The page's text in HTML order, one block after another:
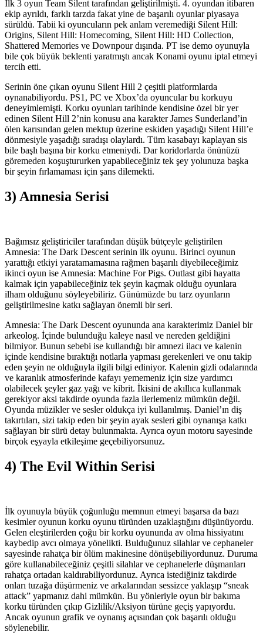
İlk 3 oyun Team Silent tarafından geliştirilmişti. 4. oyundan itibaren
ekip ayrıldı, farklı tarzda fakat yine de başarılı oyunlar piyasaya
sürüldü. Tabii ki oyuncuların pek anlam veremediği Silent Hill:
Origins, Silent Hill: Homecoming, Silent Hill: HD Collection,
Shattered Memories ve Downpour dışında. PT ise demo oyunuyla
bile çok büyük beklenti yaratmıştı ancak Konami oyunu iptal etmeyi
tercih etti.
Serinin öne çıkan oyunu Silent Hill 2 çeşitli platformlarda
oynanabiliyordu. PS1, PC ve Xbox’da oyuncular bu korkuyu
deneyimlemişti. Korku oyunları tarihinde kendisine özel bir yer
edinen Silent Hill 2’nin konusu ana karakter James Sunderland’in
ölen karısından gelen mektup üzerine eskiden yaşadığı Silent Hill’e
dönmesiyle yaşadığı sıradışı olaylardı. Tüm kasabayı kaplayan sis
bile başlı başına bir korku etmeniydi. Dar koridorlarda önünüzü
göremeden koşuştururken yapabileceğiniz tek şey yolunuza başka
bir şeyin fırlamaması için şans dilemekti.
3) Amnesia Serisi
Bağımsız geliştiriciler tarafından düşük bütçeyle geliştirilen
Amnesia: The Dark Descent serinin ilk oyunu. Birinci oyunun
yarattığı etkiyi yaratamamasına rağmen başarılı diyebileceğimiz
ikinci oyun ise Amnesia: Machine For Pigs. Outlast gibi hayatta
kalmak için yapabileceğiniz tek şeyin kaçmak olduğu oyunlara
ilham olduğunu söyleyebiliriz. Günümüzde bu tarz oyunların
geliştirilmesine katkı sağlayan önemli bir seri.
Amnesia: The Dark Descent oyununda ana karakterimiz Daniel bir
arkeolog. İçinde bulunduğu kaleye nasıl ve nereden geldiğini
bilmiyor. Bunun sebebi ise kullandığı bir amnezi ilacı ve kalenin
içinde kendisine bıraktığı notlarla yapması gerekenleri ve onu takip
eden şeyin ne olduğuyla ilgili bilgi ediniyor. Kalenin gizli odalarında
ve karanlık atmosferinde kafayı yememeniz için size yardımcı
olabilecek şeyler gaz yağı ve kibrit. İkisini de akıllıca kullanmak
gerekiyor aksi takdirde oyunda fazla ilerlemeniz mümkün değil.
Oyunda müzikler ve sesler oldukça iyi kullanılmış. Daniel’ın diş
takırtıları, sizi takip eden bir şeyin ayak sesleri gibi oynanışa katkı
sağlayan bir sürü detay bulunmakta. Ayrıca oyun motoru sayesinde
birçok eşyayla etkileşime geçebiliyorsunuz.
4) The Evil Within Serisi
İlk oyunuyla büyük çoğunluğu memnun etmeyi başarsa da bazı
kesimler oyunun korku oyunu türünden uzaklaştığını düşünüyordu.
Gelen eleştirilerden çoğu bir korku oyununda av olma hissiyatını
kaybedip avcı olmaya yönelikti. Bulduğunuz silahlar ve cephaneler
sayesinde rahatça bir ölüm makinesine dönüşebiliyordunuz. Duruma
göre kullanabileceğiniz çeşitli silahlar ve cephanelerle düşmanları
rahatça ortadan kaldırabiliyordunuz. Ayrıca istediğiniz takdirde
onları tuzağa düşürmeniz ve arkalarından sessizce yaklaşıp “sneak
attack” yapmanız dahi mümkün. Bu yönleriyle oyun bir bakıma
korku türünden çıkıp Gizlilik/Aksiyon türüne geçiş yapıyordu.
Ancak oyunun grafik ve oynanış açısından çok başarılı olduğu
söylenebilir.